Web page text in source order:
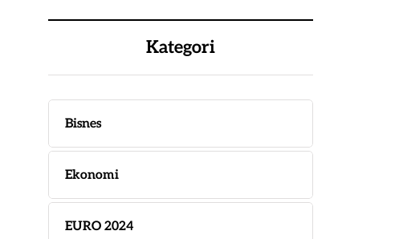
Kategori
Bisnes
Ekonomi
EURO 2024